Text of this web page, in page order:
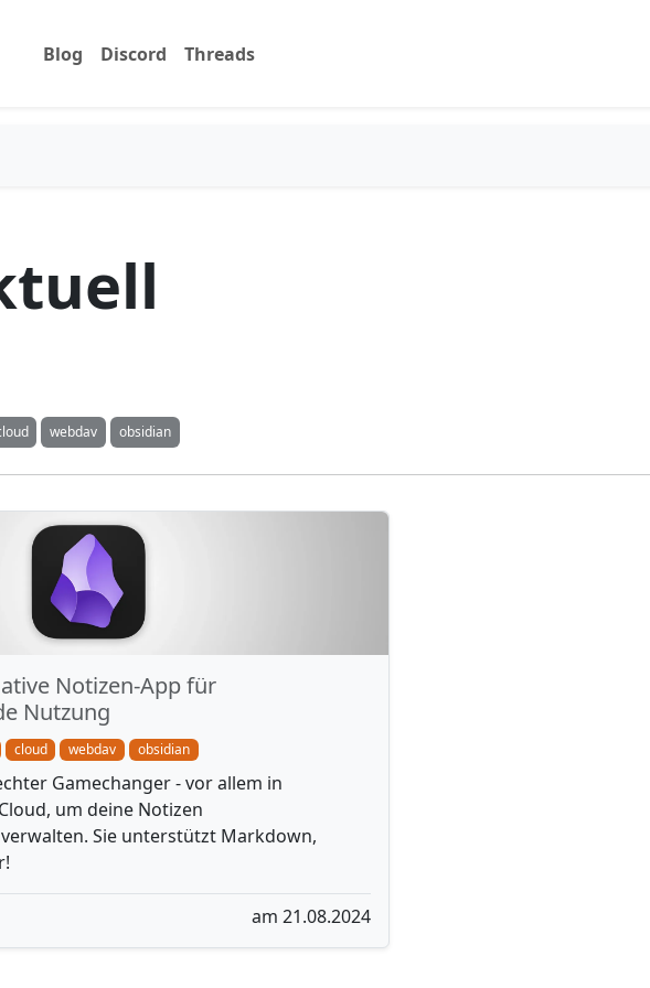
Blog Discord Threads
webdav obsidian
Notizen-App für
Nutzung
cloud webdav obsidian
Gamechanger - vor allem in
um deine Notizen
Sie unterstützt Markdown,
am 21.08.2024